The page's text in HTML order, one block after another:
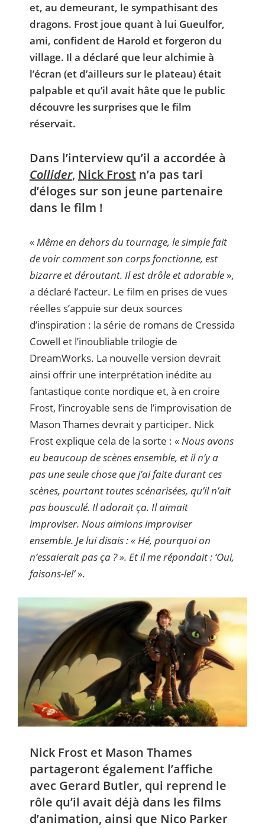
et, au demeurant, le sympathisant des
dragons. Frost joue quant à lui Gueulfor,
ami, confident de Harold et forgeron du
village. Il a déclaré que leur alchimie à
l’écran (et d’ailleurs sur le plateau) était
palpable et qu’il avait hâte que le public
découvre les surprises que le film
réservait.
Dans l’interview qu’il a accordée à
Collider, Nick Frost n’a pas tari
d’éloges sur son jeune partenaire
dans le film !
«Même en dehors du tournage, le simple fait
de voir comment son corps fonctionne, est
bizarre et déroutant. Il est drôle et adorable »,
a déclaré l’acteur. Le film en prises de vues
réelles s’appuie sur deux sources
d’inspiration : la série de romans de Cressida
Cowell et l’inoubliable trilogie de
DreamWorks. La nouvelle version devrait
ainsi offrir une interprétation inédite au
fantastique conte nordique et, à en croire
Frost, l’incroyable sens de l’improvisation de
Mason Thames devrait y participer. Nick
Frost explique cela de la sorte : «Nous avons
eu beaucoup de scènes ensemble, et il n’y a
pas une seule chose que j’ai faite durant ces
scènes, pourtant toutes scénarisées, qu’il n’ait
pas bousculé. Il adorait ça. Il aimait
improviser. Nous aimions improviser
ensemble. Je lui disais : « Hé, pourquoi on
n’essaierait pas ça ? ». Et il me répondait : ‘Oui,
faisons-le!’».
Nick Frost et Mason Thames
partageront également l’affiche
avec Gerard Butler, qui reprend le
rôle qu’il avait déjà dans les films
d’animation, ainsi que Nico Parker